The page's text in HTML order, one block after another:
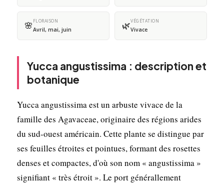
🌸 FLORAISON
Avril, mai, juin 🌿VÉGÉTATION
Vivace
Yucca angustissima : description et
botanique
Yucca angustissima est un arbuste vivace de la
famille des Agavaceae, originaire des régions arides
du sud-ouest américain. Cette plante se distingue par
ses feuilles étroites et pointues, formant des rosettes
denses et compactes, d'où son nom « angustissima »
signifiant « très étroit ». Le port générallement